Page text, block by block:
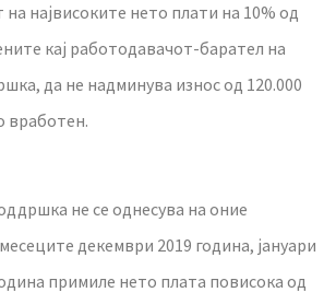
највисоките нето плати на 10% од
кај работодавачот-барател на
да не надминува износ од 120.000
вработен.
не се однесува на оние
декември 2019 година, јануари
примиле нето плата повисока од